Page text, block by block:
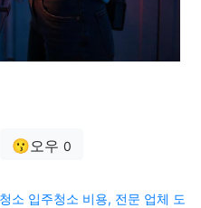
😗오우 0
소 입주청소 비용, 전문 업체 도